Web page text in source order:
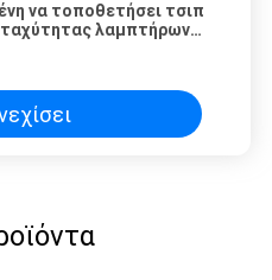
να τοποθετήσει τσιπ
λαμπτήρων